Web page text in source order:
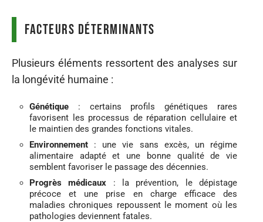
Facteurs déterminants
Plusieurs éléments ressortent des analyses sur
la longévité humaine :
Génétique : certains profils génétiques rares
favorisent les processus de réparation cellulaire et
le maintien des grandes fonctions vitales.
Environnement : une vie sans excès, un régime
alimentaire adapté et une bonne qualité de vie
semblent favoriser le passage des décennies.
Progrès médicaux : la prévention, le dépistage
précoce et une prise en charge efficace des
maladies chroniques repoussent le moment où les
pathologies deviennent fatales.